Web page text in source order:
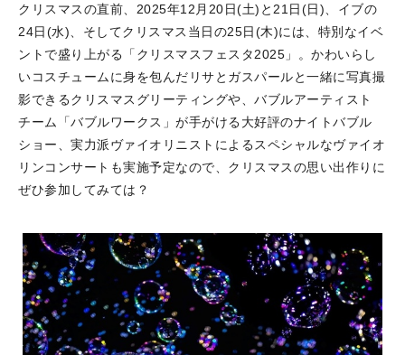
クリスマスの直前、2025年12月20日(土)と21日(日)、イブの
24日(水)、そしてクリスマス当日の25日(木)には、特別なイベ
ントで盛り上がる「クリスマスフェスタ2025」。かわいらし
いコスチュームに身を包んだリサとガスパールと一緒に写真撮
影できるクリスマスグリーティングや、バブルアーティスト
チーム「バブルワークス」が手がける大好評のナイトバブル
ショー、実力派ヴァイオリニストによるスペシャルなヴァイオ
リンコンサートも実施予定なので、クリスマスの思い出作りに
ぜひ参加してみては？